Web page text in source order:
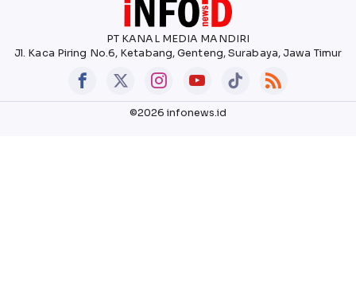
PT KANAL MEDIA MANDIRI
Jl. Kaca Piring No.6, Ketabang, Genteng, Surabaya, Jawa Timur
©2026 infonews.id